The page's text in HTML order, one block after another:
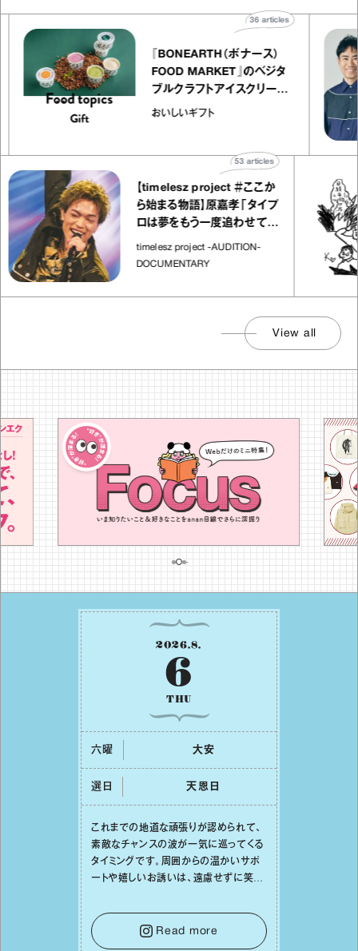
『BONEARTH（ボナース）
FOOD MARKET』のベジタ
ブルクラフトアイスクリーム
｜真野知子の「おいしいギフ
おいしいギフト
36articles
【timelesz project ＃ここか
ら始まる物語】原嘉孝「タイプ
ロは夢をもう一度追わせてく
れた場所」
timelesz project -AUDITION-
DOCUMENTARY
articles
View all
2026.8.
6
THU
六曜 ⼤安
選日 天恩⽇
これまでの地道な頑張りが認められて、
素敵なチャンスの波が⼀気に巡ってくる
タイミングです。周囲からの温かいサポ
ートや嬉しいお誘いは、遠慮せずに笑顔
せになっていくイメージを持って⼀歩を
踏み出して。⼀⼈⼀⼈の良いところが混
ざり合い、ハッピーな未来が形作られて
Read more